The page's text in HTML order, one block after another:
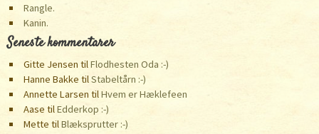
Rangle.
Kanin.
Seneste kommentarer
Gitte Jensen tilFlodhesten Oda :-)
Hanne Bakke tilStabeltårn :-)
Annette Larsen tilHvem er Hæklefeen
Aase tilEdderkop :-)
Mette tilBlæksprutter :-)